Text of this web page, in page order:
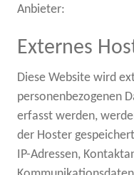
Anbieter:
Externes
Diese Website wird
personenbezogenen
erfasst werden,
der Hoster
IP-Adressen,